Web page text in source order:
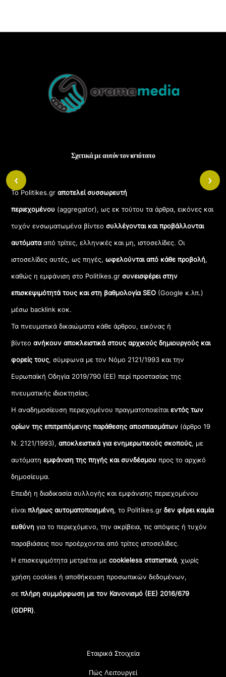
Top
Σχετικά με αυτόν τον ιστότοπο
Το Politikes.grαποτελεί συσσωρευτή
περιεχομένου (aggregator), ως εκ τούτου τα άρθρα, εικόνες και
τυχόν ενσωματωμένα βίντεοσυλλέγονται και προβάλλονται
αυτόματααπό τρίτες, ελληνικές και μη, ιστοσελίδες. Οι
ιστοσελίδες αυτές, ως πηγές,ωφελούνται από κάθε προβολή,
καθώς η εμφάνιση στο Politikes.gr συνεισφέρει στην
επισκεψιμότητά τους και στη βαθμολογία SEO (Google κ.λπ.)
μέσω backlink κοκ.
Τα πνευματικά δικαιώματα κάθε άρθρου, εικόνας ή
βίντεοανήκουν αποκλειστικά στους αρχικούς δημιουργούς και
φορείς τους, σύμφωνα με τον Νόμο 2121/1993 και την
Ευρωπαϊκή Οδηγία 2019/790 (ΕΕ) περί προστασίας της
πνευματικής ιδιοκτησίας.
Η αναδημοσίευση περιεχομένου πραγματοποιείταιεντός των
ορίων της επιτρεπόμενης παράθεσης αποσπασμάτων (άρθρο 19
Ν. 2121/1993), αποκλειστικά για ενημερωτικούς σκοπούς, με
αυτόματηεμφάνιση της πηγής και συνδέσμου προς το αρχικό
δημοσίευμα.
Επειδή η διαδικασία συλλογής και εμφάνισης περιεχομένου
είναιπλήρως αυτοματοποιημένη, το Politikes.grδεν φέρει καμία
ευθύνη για το περιεχόμενο, την ακρίβεια, τις απόψεις ή τυχόν
παραβιάσεις που προέρχονται από τρίτες ιστοσελίδες.
Η επισκεψιμότητα μετριέται μεcookieless στατιστικά, χωρίς
χρήση cookies ή αποθήκευση προσωπικών δεδομένων,
σεπλήρη συμμόρφωση με τον Κανονισμό (ΕΕ) 2016/679
(GDPR).
Εταιρικά Στοιχεία
Πώς Λειτουργεί
‹ ›